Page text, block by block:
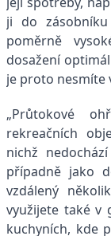
ji do
poměrně
dosažení
je proto nesmíte
„Průtokové
rekreačních
nichž
případně jako
vzdálený
využijete také v
kuchyních, kde